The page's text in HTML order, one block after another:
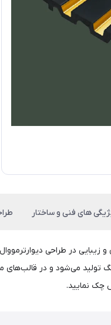
های فنی و ساختار
و زیبایی در طراحی
تولید می‌شود و در
چک نمایید.